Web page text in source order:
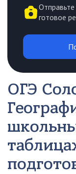
готовое
ОГЭ